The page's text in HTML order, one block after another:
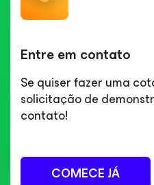
Entre em contato
Se quiser fazer uma
solicitação de
contato!
COMECE JÁ